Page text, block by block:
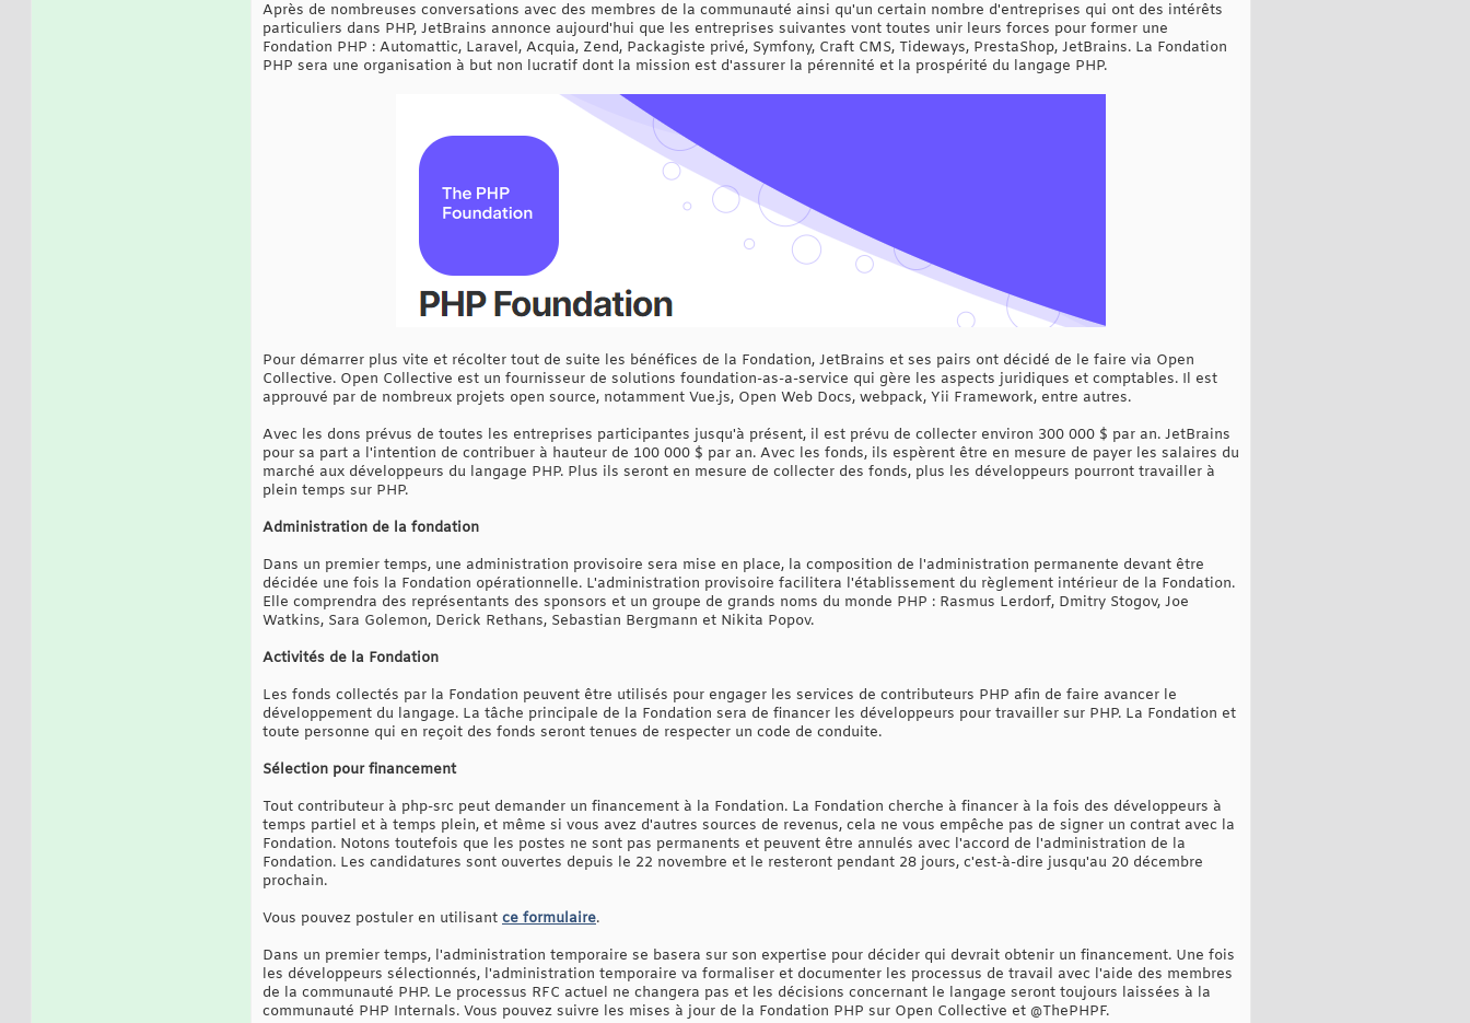
Après de nombreuses conversations avec des membres de la communauté ainsi qu'un certain nombre d'entreprises qui ont des intérêts
particuliers dans PHP, JetBrains annonce aujourd'hui que les entreprises suivantes vont toutes unir leurs forces pour former une
Fondation PHP : Automattic, Laravel, Acquia, Zend, Packagiste privé, Symfony, Craft CMS, Tideways, PrestaShop, JetBrains. La Fondation
PHP sera une organisation à but non lucratif dont la mission est d'assurer la pérennité et la prospérité du langage PHP.
Pour démarrer plus vite et récolter tout de suite les bénéfices de la Fondation, JetBrains et ses pairs ont décidé de le faire via Open
Collective. Open Collective est un fournisseur de solutions foundation-as-a-service qui gère les aspects juridiques et comptables. Il est
approuvé par de nombreux projets open source, notamment Vue.js, Open Web Docs, webpack, Yii Framework, entre autres.
Avec les dons prévus de toutes les entreprises participantes jusqu'à présent, il est prévu de collecter environ 300 000 $ par an. JetBrains
pour sa part a l'intention de contribuer à hauteur de 100 000 $ par an. Avec les fonds, ils espèrent être en mesure de payer les salaires du
marché aux développeurs du langage PHP. Plus ils seront en mesure de collecter des fonds, plus les développeurs pourront travailler à
plein temps sur PHP.
Administration de la fondation
Dans un premier temps, une administration provisoire sera mise en place, la composition de l'administration permanente devant être
décidée une fois la Fondation opérationnelle. L'administration provisoire facilitera l'établissement du règlement intérieur de la Fondation.
Elle comprendra des représentants des sponsors et un groupe de grands noms du monde PHP : Rasmus Lerdorf, Dmitry Stogov, Joe
Watkins, Sara Golemon, Derick Rethans, Sebastian Bergmann et Nikita Popov.
Activités de la Fondation
Les fonds collectés par la Fondation peuvent être utilisés pour engager les services de contributeurs PHP afin de faire avancer le
développement du langage. La tâche principale de la Fondation sera de financer les développeurs pour travailler sur PHP. La Fondation et
toute personne qui en reçoit des fonds seront tenues de respecter un code de conduite.
Sélection pour financement
Tout contributeur à php-src peut demander un financement à la Fondation. La Fondation cherche à financer à la fois des développeurs à
temps partiel et à temps plein, et même si vous avez d'autres sources de revenus, cela ne vous empêche pas de signer un contrat avec la
Fondation. Notons toutefois que les postes ne sont pas permanents et peuvent être annulés avec l'accord de l'administration de la
Fondation. Les candidatures sont ouvertes depuis le 22 novembre et le resteront pendant 28 jours, c'est-à-dire jusqu'au 20 décembre
prochain.
Vous pouvez postuler en utilisant ce formulaire.
Dans un premier temps, l'administration temporaire se basera sur son expertise pour décider qui devrait obtenir un financement. Une fois
les développeurs sélectionnés, l'administration temporaire va formaliser et documenter les processus de travail avec l'aide des membres
de la communauté PHP. Le processus RFC actuel ne changera pas et les décisions concernant le langage seront toujours laissées à la
communauté PHP Internals. Vous pouvez suivre les mises à jour de la Fondation PHP sur Open Collective et @ThePHPF.